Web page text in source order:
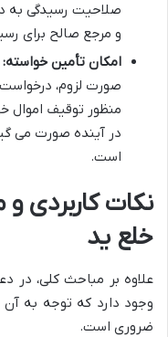
صلاحیت رسیدگی به
و مرجع صالح برای
امکان تأمین خواسته:
صورت لزوم،
منظور توقیف اموال
در آینده صورت می
است.
نکات کاربردی
خلع ید
علاوه بر مباحث کلی، در
وجود دارد که توجه به
ضروری است.